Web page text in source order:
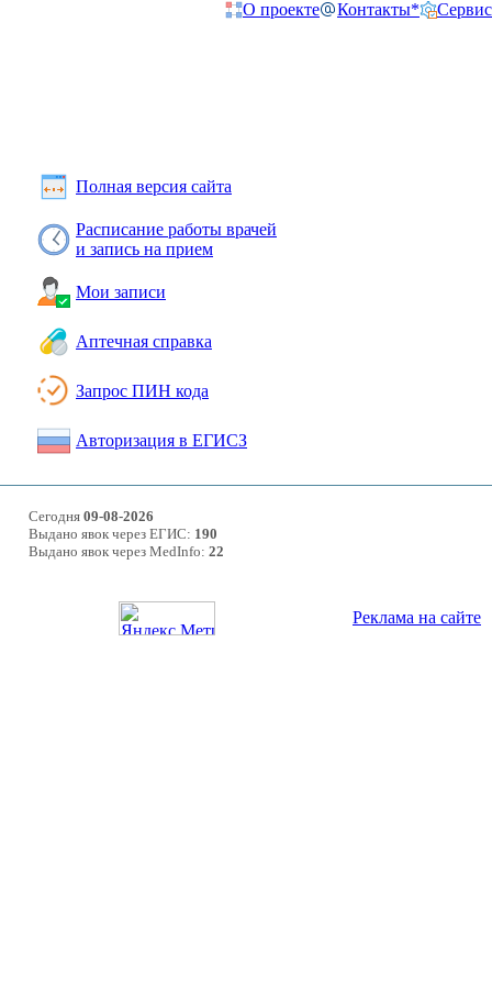
О проекте Контакты* Сервис
Полная версия сайта
Расписание работы врачей
и запись на прием
Мои записи
Аптечная справка
Запрос ПИН кода
Авторизация в ЕГИСЗ
Сегодня 09-08-2026
Выдано явок через ЕГИС: 190
Выдано явок через MedInfo: 22
Реклама на сайте